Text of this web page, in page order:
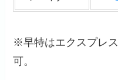
※早特はエクスプレ
可。